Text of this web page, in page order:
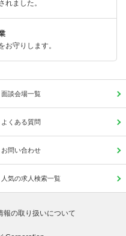
れました。
お守りします。
面談会場一覧
よくある質問
お問い合わせ
人気の求人検索一覧
報の取り扱いについて